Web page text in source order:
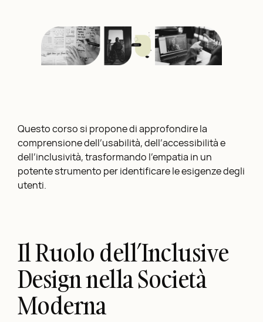
Questo corso si propone di approfondire la
comprensione dell’usabilità, dell’accessibilità e
dell’inclusività, trasformando l’empatia in un
potente strumento per identificare le esigenze degli
utenti.
Il Ruolo dell’Inclusive
Design nella Società
Moderna